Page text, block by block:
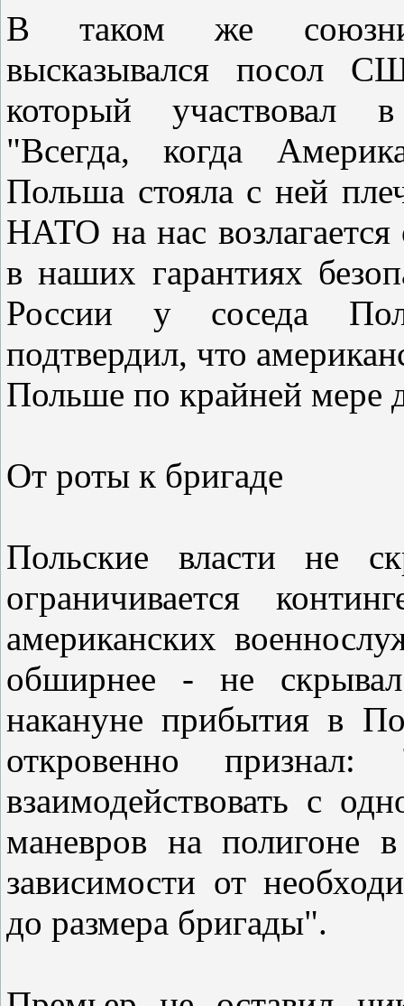
В таком же
высказывался посол
который участвовал
"Всегда, когда
Польша стояла с ней
НАТО на нас
в наших гарантиях
России у соседа
подтвердил, что
Польше по крайней мере
От роты к бригаде
Польские власти не
ограничивается
американских
обширнее - не
накануне прибытия в
откровенно
взаимодействовать с
маневров на полигоне
зависимости от
до размера бригады".